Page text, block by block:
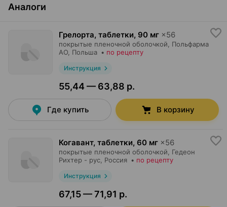
Аналоги
Грелорта, таблетки, 90 мг ×56
покрытые пленочной оболочкой,
Польфарма
AO , Польша • по рецепту
Инструкция
55,44 — 63,88 р.
Где купить В корзину
Когавант, таблетки, 60 мг ×56
покрытые пленочной оболочкой,
Гедеон
Рихтер - рус , Россия • по рецепту
Инструкция
67,15 — 71,91 р.